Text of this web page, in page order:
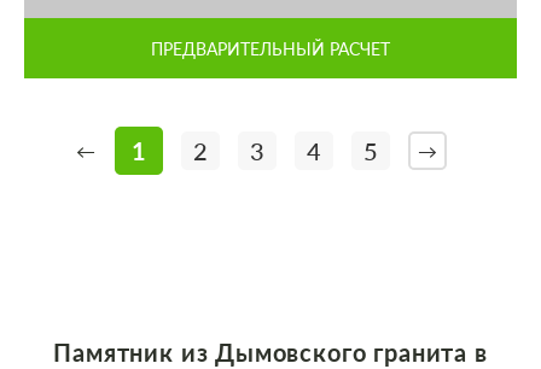
ПРЕДВАРИТЕЛЬНЫЙ РАСЧЕТ
← 1 2 3 4 5 →
Памятник из Дымовского гранита в